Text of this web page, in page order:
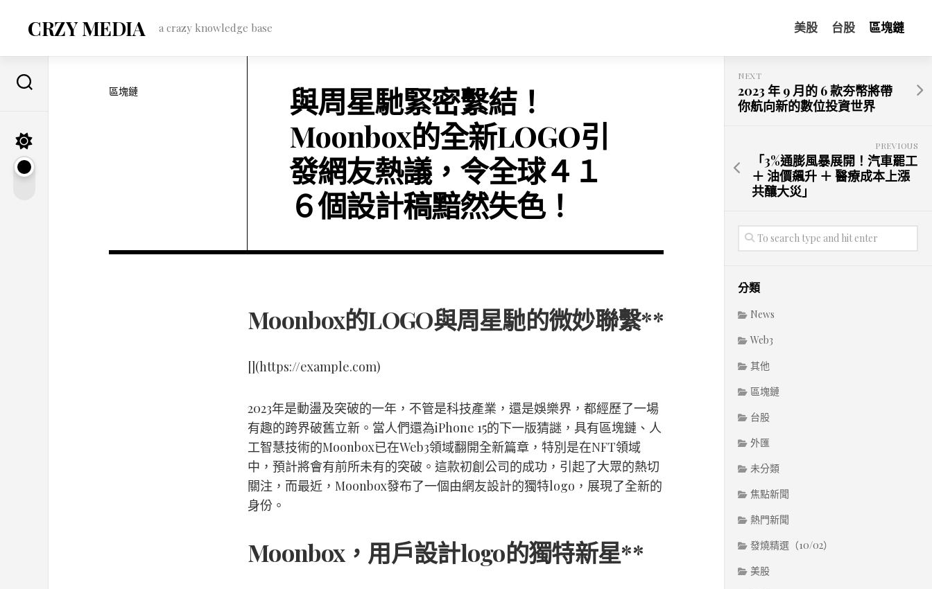
contentCRZY MEDIA a crazy knowledge base 美股 台股 區塊鏈
區塊鏈
與周星馳緊密繫結！
Moonbox的全新LOGO引
發網友熱議，令全球４１
６個設計稿黯然失色！
Moonbox的LOGO與周星馳的微妙聯繫**
[](https://example.com)
2023年是動盪及突破的一年，不管是科技產業，還是娛樂界，都經歷了一場
有趣的跨界破舊立新。當人們還為iPhone 15的下一版猜謎，具有區塊鏈、人
工智慧技術的Moonbox已在Web3領域翻開全新篇章，特別是在NFT領域
中，預計將會有前所未有的突破。這款初創公司的成功，引起了大眾的熱切
關注，而最近，Moonbox發布了一個由網友設計的獨特logo，展現了全新的
身份。
Moonbox，用戶設計logo的獨特新星**
NEXT
2023 年 9 月的 6 款夯幣將帶
你航向新的數位投資世界
PREVIOUS
「3%通膨風暴展開！汽車罷工
＋ 油價飆升 ＋ 醫療成本上漲
共釀大災」
分類
News
Web3
其他
區塊鏈
台股
外匯
未分類
焦點新聞
熱門新聞
發燒精選（10/02）
美股